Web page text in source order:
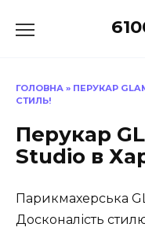
до
ГОЛОВНА » ПЕРУКАР
СТИЛЬ!
Перукар
Studio в
Парикмахерська
Досконалість